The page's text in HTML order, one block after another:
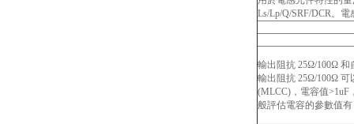
Ls/Lp/Q/SRF/DCR。
輸出阻抗 25Ω/100Ω 和
輸出阻抗 25Ω/100Ω 可
(MLCC)，電容值
般評估電容的參數值有